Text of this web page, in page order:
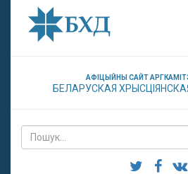
АФІЦЫЙНЫ САЙТ
БЕЛАРУСКАЯ